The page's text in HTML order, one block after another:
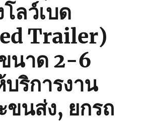
ลว์เบด
Trailer)
นาด 2-6
บริการงาน
ขนส่ง, ยกรถ